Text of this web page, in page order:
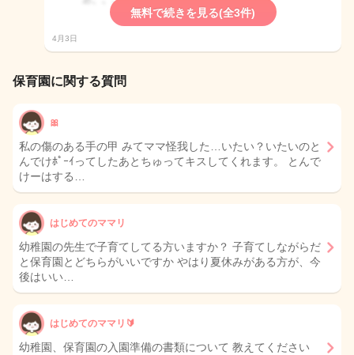
無料で続きを見る(全3件)
4月3日
保育園に関する質問
🎀
私の傷のある手の甲 みてママ怪我した…いたい？いたいのと
んでけﾎﾟｰｲってしたあとちゅってキスしてくれます。 とんで
けーはする…
はじめてのママリ
幼稚園の先生で子育てしてる方いますか？ 子育てしながらだ
と保育園とどちらがいいですか やはり夏休みがある方が、今
後はいい…
はじめてのママリ🔰
幼稚園、保育園の入園準備の書類について 教えてください